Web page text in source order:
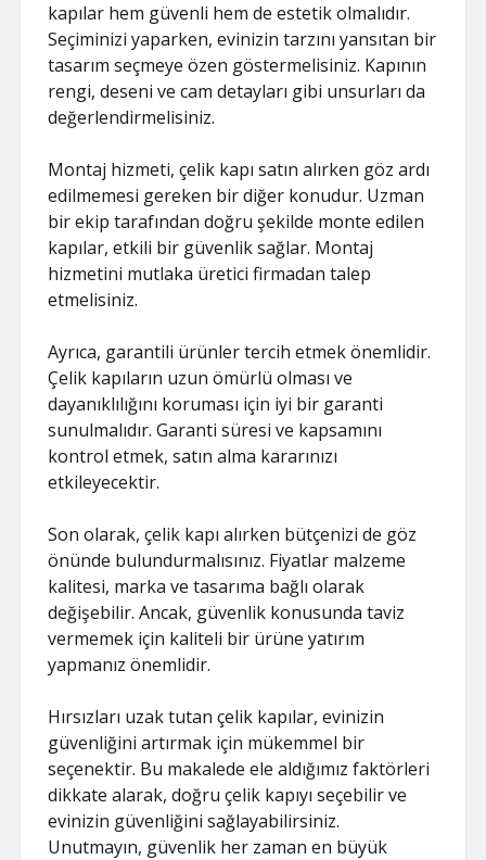
kapılar hem güvenli hem de estetik olmalıdır.
Seçiminizi yaparken, evinizin tarzını yansıtan bir
tasarım seçmeye özen göstermelisiniz. Kapının
rengi, deseni ve cam detayları gibi unsurları da
değerlendirmelisiniz.
Montaj hizmeti, çelik kapı satın alırken göz ardı
edilmemesi gereken bir diğer konudur. Uzman
bir ekip tarafından doğru şekilde monte edilen
kapılar, etkili bir güvenlik sağlar. Montaj
hizmetini mutlaka üretici firmadan talep
etmelisiniz.
Ayrıca, garantili ürünler tercih etmek önemlidir.
Çelik kapıların uzun ömürlü olması ve
dayanıklılığını koruması için iyi bir garanti
sunulmalıdır. Garanti süresi ve kapsamını
kontrol etmek, satın alma kararınızı
etkileyecektir.
Son olarak, çelik kapı alırken bütçenizi de göz
önünde bulundurmalısınız. Fiyatlar malzeme
kalitesi, marka ve tasarıma bağlı olarak
değişebilir. Ancak, güvenlik konusunda taviz
vermemek için kaliteli bir ürüne yatırım
yapmanız önemlidir.
Hırsızları uzak tutan çelik kapılar, evinizin
güvenliğini artırmak için mükemmel bir
seçenektir. Bu makalede ele aldığımız faktörleri
dikkate alarak, doğru çelik kapıyı seçebilir ve
evinizin güvenliğini sağlayabilirsiniz.
Unutmayın, güvenlik her zaman en büyük